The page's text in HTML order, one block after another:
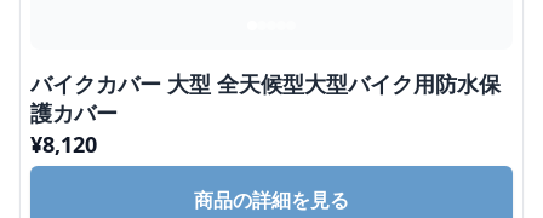
バイクカバー 大型 全天候型大型バイク用防水保
護カバー
¥8,120
商品の詳細を見る